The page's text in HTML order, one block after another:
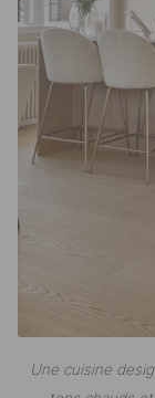
Une cuisine